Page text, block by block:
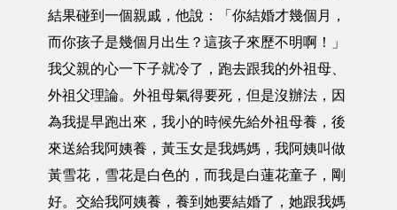
結果碰到一個親戚，他說：「你結婚才幾個月，
而你孩子是幾個月出生？這孩子來歷不明啊！」
我父親的心一下子就冷了，跑去跟我的外祖母、
外祖父理論。外祖母氣得要死，但是沒辦法，因
為我提早跑出來，我小的時候先給外祖母養，後
來送給我阿姨養，黃玉女是我媽媽，我阿姨叫做
黃雪花，雪花是白色的，而我是白蓮花童子，剛
好。交給我阿姨養，養到她要結婚了，她跟我媽